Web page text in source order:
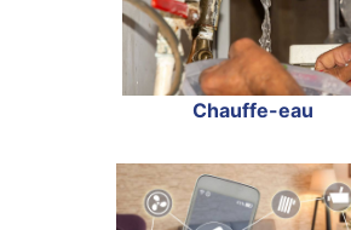
Chauffe-eau